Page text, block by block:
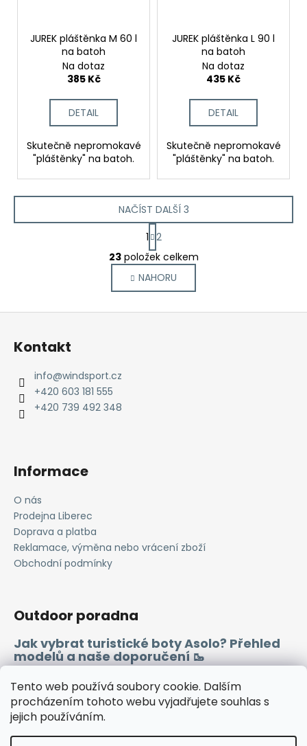
Tento web používá soubory cookie. Dalším
procházením tohoto webu vyjadřujete souhlas s
jejich používáním.
JUREK pláštěnka M 60 l
na batoh
Na dotaz
385 Kč
DETAIL
Skutečně nepromokavé
"pláštěnky" na batoh.
JUREK pláštěnka L 90 l
na batoh
Na dotaz
435 Kč
DETAIL
Skutečně nepromokavé
"pláštěnky" na batoh.
O
v
l
á
d
NAČÍST DALŠÍ 3
S
t
r
á
n
k
1 2
23položek celkem
NAHORU
Z
Kontakt
info@windsport.cz
+420 603 181 555
+420 739 492 348
Informace
O nás
Prodejna Liberec
Doprava a platba
Reklamace, výměna nebo vrácení zboží
Obchodní podmínky
Outdoor poradna
Jak vybrat turistické boty Asolo? Přehled
modelů a naše doporučení 🥾